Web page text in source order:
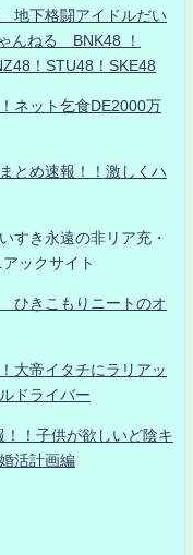
地下格闘アイドルだい
んねる BNK48 ！
！STU48！SKE48
ネット乞食DE2000万
とめ速報！！激しくハ
すき永遠の非リア充・
ックサイト
ひきこもりニートのオ
大帝イタチにラリアッ
ドライバー
！子供が欲しいど陰キ
活計画編